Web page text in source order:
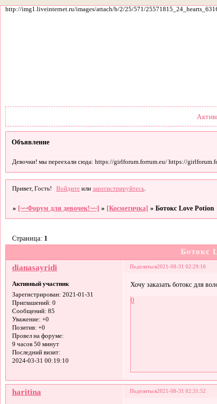
http://img1.liveinternet.ru/images/attach/b/2/25/571/
Объявление
Девочки! мы переехали сюда: https://girlforum.forrum.eu/ https://
Привет, Гость! Войдите илизарегистрируйтесь
» [~~Форум для девочек!~~] » [Косметичка] »Ботокс Love Potion
Ботокс
Страница: 1
Поделиться2021-08-31 02:29:16
dianasayridi
Активный участник
Зарегистрирован: 2021-01-31
Приглашений: 0
Сообщений: 85
Уважение: +0
Позитив: +0
Провел на форуме:
9 часов 50 минут
Последний визит:
2024-03-31 00:19:10
Хочу заказать ботокс для
0
Поделиться2021-08-31 02:31:52
haritina